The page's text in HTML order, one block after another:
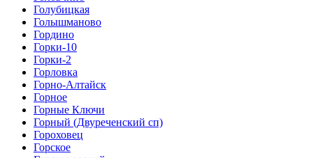
Голубицкая
Голышманово
Гордино
Горки-10
Горки-2
Горловка
Горно-Алтайск
Горное
Горные Ключи
Горный (Двуреченский сп)
Гороховец
Горское